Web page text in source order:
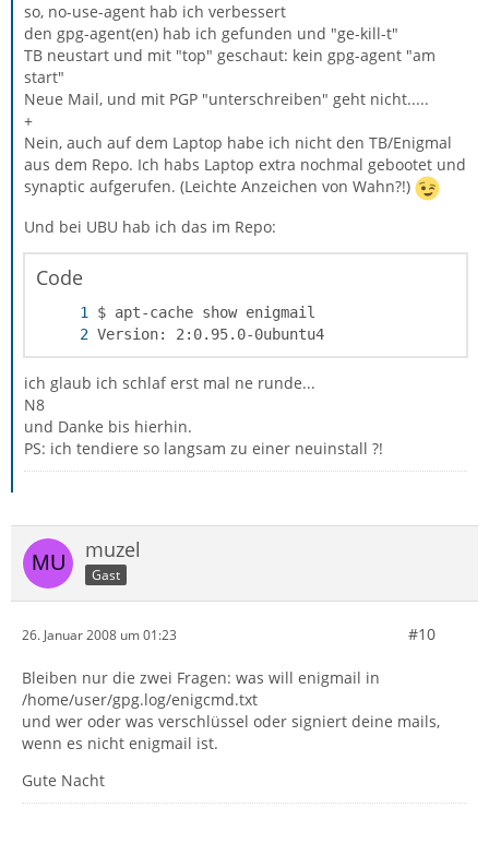
so, no-use-agent hab ich verbessert
den gpg-agent(en) hab ich gefunden und "ge-kill-t"
TB neustart und mit "top" geschaut: kein gpg-agent "am
start"
Neue Mail, und mit PGP "unterschreiben" geht nicht.....
+
Nein, auch auf dem Laptop habe ich nicht den TB/Enigmal
aus dem Repo. Ich habs Laptop extra nochmal gebootet und
synaptic aufgerufen. (Leichte Anzeichen von Wahn?!)
Und bei UBU hab ich das im Repo:
Code
Version: 2:0.95.0-0ubuntu4
ich glaub ich schlaf erst mal ne runde...
N8
und Danke bis hierhin.
PS: ich tendiere so langsam zu einer neuinstall ?!
muzel
Gast
26. Januar 2008 um 01:23 #10
Bleiben nur die zwei Fragen: was will enigmail in
/home/user/gpg.log/enigcmd.txt
und wer oder was verschlüssel oder signiert deine mails,
wenn es nicht enigmail ist.
Gute Nacht